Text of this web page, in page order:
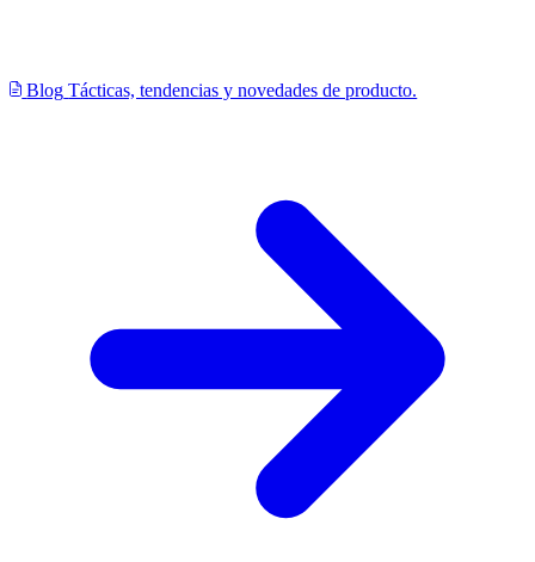
Blog Tácticas, tendencias y novedades de producto.